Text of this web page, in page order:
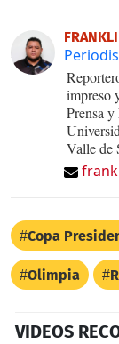
impreso
Prensa
Valle de
Copa
Olimpia
VIDEOS